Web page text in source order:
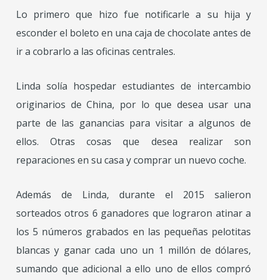
Lo primero que hizo fue notificarle a su hija y
esconder el boleto en una caja de chocolate antes de
ir a cobrarlo a las oficinas centrales.
Linda solía hospedar estudiantes de intercambio
originarios de China, por lo que desea usar una
parte de las ganancias para visitar a algunos de
ellos. Otras cosas que desea realizar son
reparaciones en su casa y comprar un nuevo coche.
Además de Linda, durante el 2015 salieron
sorteados otros 6 ganadores que lograron atinar a
los 5 números grabados en las pequeñas pelotitas
blancas y ganar cada uno un 1 millón de dólares,
sumando que adicional a ello uno de ellos compró